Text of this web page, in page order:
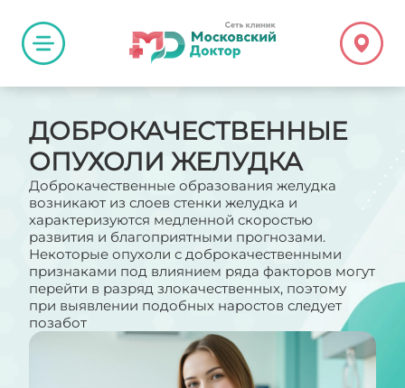
ДОБРОКАЧЕСТВЕННЫЕ
ОПУХОЛИ ЖЕЛУДКА
Доброкачественные образования желудка
возникают из слоев стенки желудка и
характеризуются медленной скоростью
развития и благоприятными прогнозами.
Некоторые опухоли с доброкачественными
признаками под влиянием ряда факторов могут
перейти в разряд злокачественных, поэтому
при выявлении подобных наростов следует
позабот